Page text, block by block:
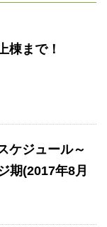
棟まで！
ケジュール～
期(2017年8月